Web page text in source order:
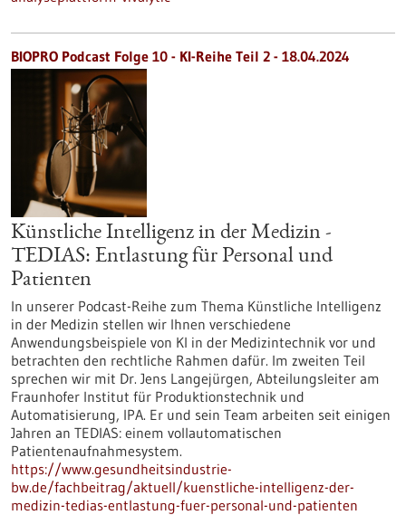
BIOPRO Podcast Folge 10 - KI-Reihe Teil 2 - 18.04.2024
Künstliche Intelligenz in der Medizin -
TEDIAS: Entlastung für Personal und
Patienten
In unserer Podcast-Reihe zum Thema Künstliche Intelligenz
in der Medizin stellen wir Ihnen verschiedene
Anwendungsbeispiele von KI in der Medizintechnik vor und
betrachten den rechtliche Rahmen dafür. Im zweiten Teil
sprechen wir mit Dr. Jens Langejürgen, Abteilungsleiter am
Fraunhofer Institut für Produktionstechnik und
Automatisierung, IPA. Er und sein Team arbeiten seit einigen
Jahren an TEDIAS: einem vollautomatischen
Patientenaufnahmesystem.
https://www.gesundheitsindustrie-
bw.de/fachbeitrag/aktuell/kuenstliche-intelligenz-der-
medizin-tedias-entlastung-fuer-personal-und-patienten